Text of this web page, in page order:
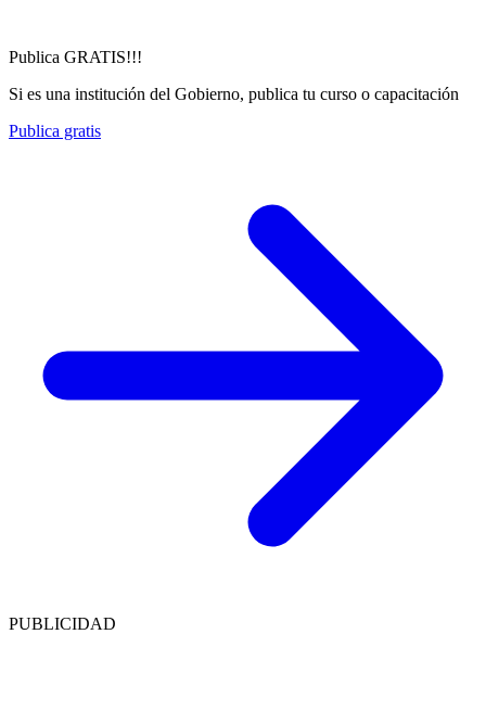
Publica GRATIS!!!
Si es una institución del Gobierno, publica tu curso o capacitación
Publica gratis
PUBLICIDAD